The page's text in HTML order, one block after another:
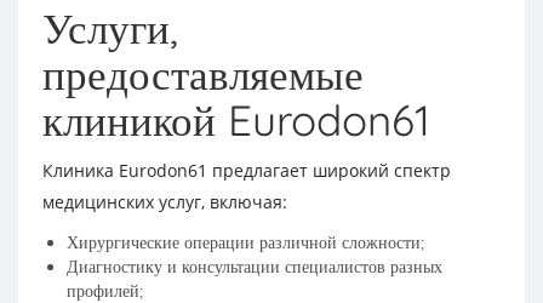
Услуги,
предоставляемые
клиникой Eurodon61
Клиника Eurodon61 предлагает широкий спектр
медицинских услуг, включая:
Хирургические операции различной сложности;
Диагностику и консультации специалистов разных
профилей;